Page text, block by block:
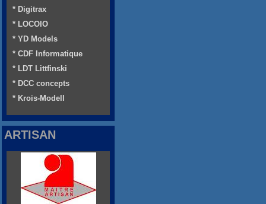
* Digitrax
* LOCOIO
* YD Models
* CDF Informatique
* LDT Littfinski
* DCC concepts
* Krois-Modell
ARTISAN